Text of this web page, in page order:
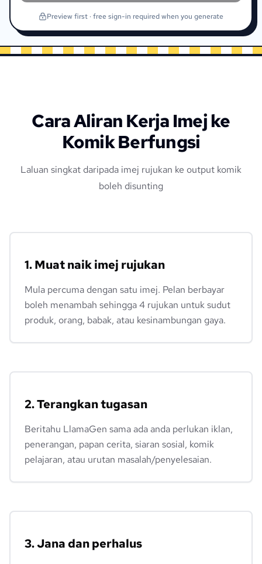
Preview first · free sign-in required when you generate
Cara Aliran Kerja Imej ke
Komik Berfungsi
Laluan singkat daripada imej rujukan ke output komik
boleh disunting
1. Muat naik imej rujukan
Mula percuma dengan satu imej. Pelan berbayar
boleh menambah sehingga 4 rujukan untuk sudut
produk, orang, babak, atau kesinambungan gaya.
2. Terangkan tugasan
Beritahu LlamaGen sama ada anda perlukan iklan,
penerangan, papan cerita, siaran sosial, komik
pelajaran, atau urutan masalah/penyelesaian.
3. Jana dan perhalus